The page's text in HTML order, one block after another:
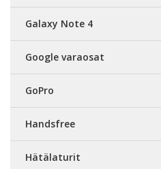
Galaxy Note 4
Google varaosat
GoPro
Handsfree
Hätälaturit